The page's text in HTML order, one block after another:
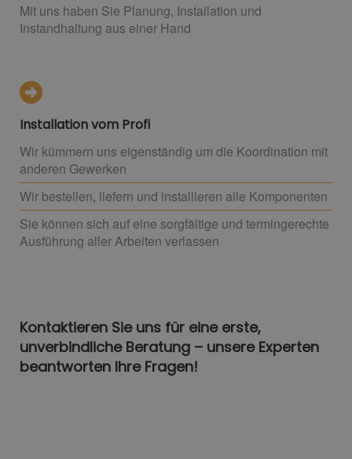
Mit uns haben Sie Planung, Installation und
Instandhaltung aus einer Hand
Installation vom Profi
Wir kümmern uns eigenständig um die Koordination mit
anderen Gewerken
Wir bestellen, liefern und installieren alle Komponenten
Sie können sich auf eine sorgfältige und termingerechte
Ausführung aller Arbeiten verlassen
Kontaktieren Sie uns für eine erste,
unverbindliche Beratung – unsere Experten
beantworten Ihre Fragen!